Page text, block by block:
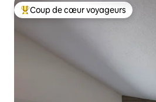
Coups de cœur voyageurs les plus
Coup de cœur voyageurs